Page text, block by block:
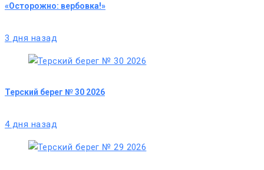
«Осторожно: вербовка!»
3 дня назад
Терский берег № 30 2026
4 дня назад